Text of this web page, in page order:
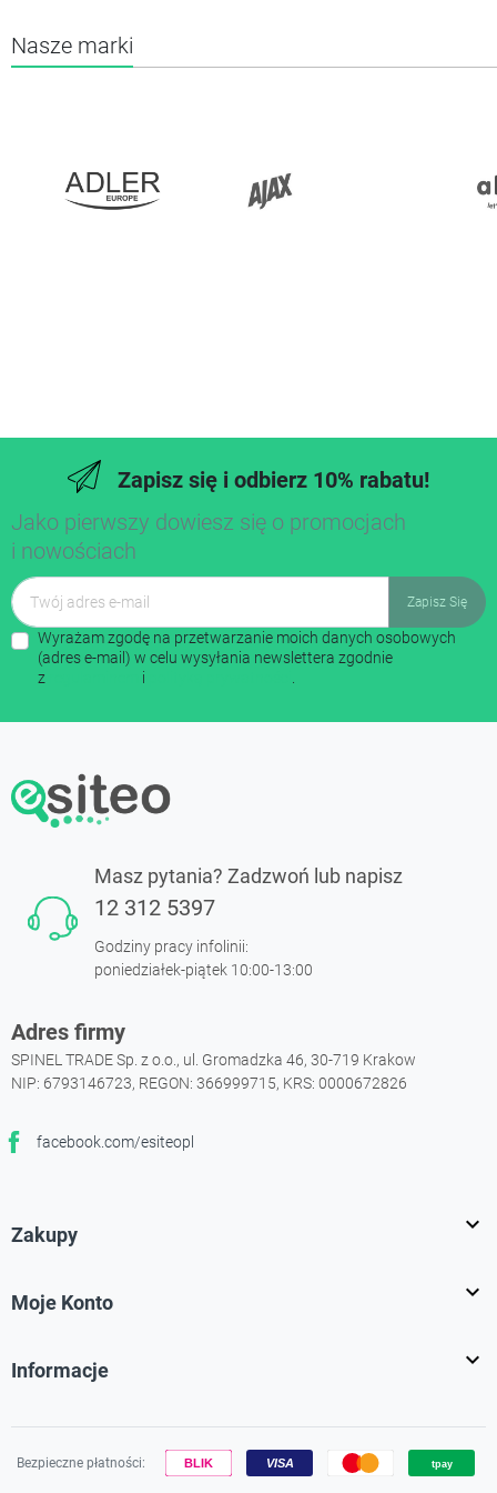
Nasze marki
Zapisz się i odbierz 10% rabatu!
Jako pierwszy dowiesz się o promocjach
i nowościach
Wyrażam zgodę na przetwarzanie moich danych osobowych
(adres e-mail) w celu wysyłania newslettera zgodnie
z
i
Masz pytania? Zadzwoń lub napisz
12 312 5397
Godziny pracy infolinii:
poniedziałek-piątek 10:00-13:00
Adres firmy
SPINEL TRADE Sp. z o.o., ul. Gromadzka 46, 30-719 Krakow
NIP: 6793146723, REGON: 366999715, KRS: 0000672826
facebook.com/esiteopl
Facebook
Zakupy 
Moje Konto 
Informacje 
Bezpieczne płatności: